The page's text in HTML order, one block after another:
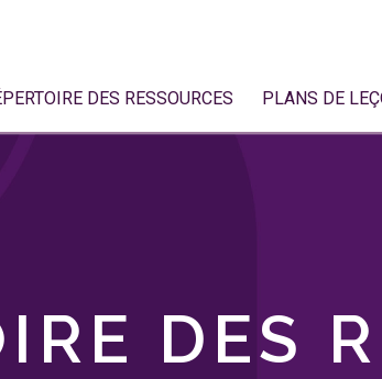
DES RESSOURCES PLANS DE
DES